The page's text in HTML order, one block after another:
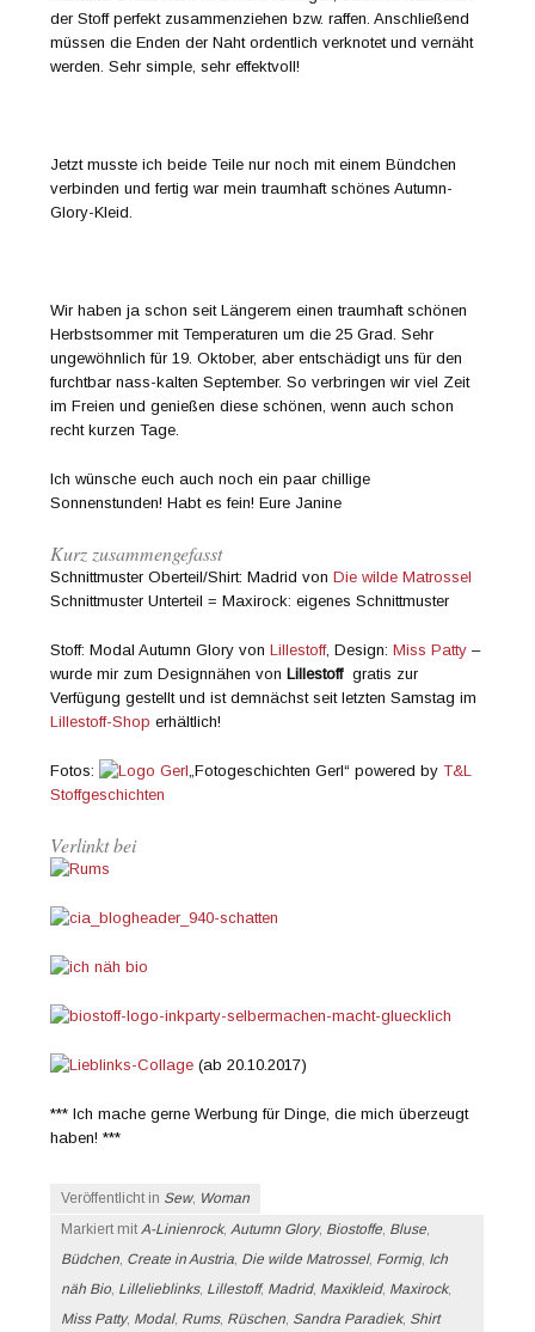
der Stoff perfekt zusammenziehen bzw. raffen. Anschließend
müssen die Enden der Naht ordentlich verknotet und vernäht
werden. Sehr simple, sehr effektvoll!
Jetzt musste ich beide Teile nur noch mit einem Bündchen
verbinden und fertig war mein traumhaft schönes Autumn-
Glory-Kleid.
Wir haben ja schon seit Längerem einen traumhaft schönen
Herbstsommer mit Temperaturen um die 25 Grad. Sehr
ungewöhnlich für 19. Oktober, aber entschädigt uns für den
furchtbar nass-kalten September. So verbringen wir viel Zeit
im Freien und genießen diese schönen, wenn auch schon
recht kurzen Tage.
Ich wünsche euch auch noch ein paar chillige
Sonnenstunden! Habt es fein! Eure Janine
Kurz zusammengefasst
Schnittmuster Oberteil/Shirt: Madrid vonDie wilde Matrossel
Schnittmuster Unterteil = Maxirock: eigenes Schnittmuster
Stoff: Modal Autumn Glory vonLillestoff, Design:Miss Patty –
wurde mir zum Designnähen von Lillestoffgratis zur
Verfügung gestellt und ist demnächst seit letzten Samstag im
Lillestoff-Shop erhältlich!
Fotos: „Fotogeschichten Gerl“ powered byT&L
Stoffgeschichten
Verlinkt bei
(ab 20.10.2017)
*** Ich mache gerne Werbung für Dinge, die mich überzeugt
haben! ***
Veröffentlicht in Sew, Woman
Markiert mitA-Linienrock,Autumn Glory, Biostoffe, Bluse,
Büdchen, Create in Austria, Die wilde Matrossel, Formig, Ich
näh Bio, Lillelieblinks, Lillestoff, Madrid, Maxikleid, Maxirock,
Miss Patty, Modal, Rums, Rüschen, Sandra Paradiek, Shirt